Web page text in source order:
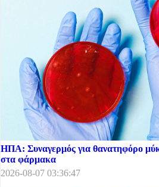
ΗΠΑ: Συναγερμός για θανατηφόρο
στα φάρμακα
2026-08-07 03:36:47